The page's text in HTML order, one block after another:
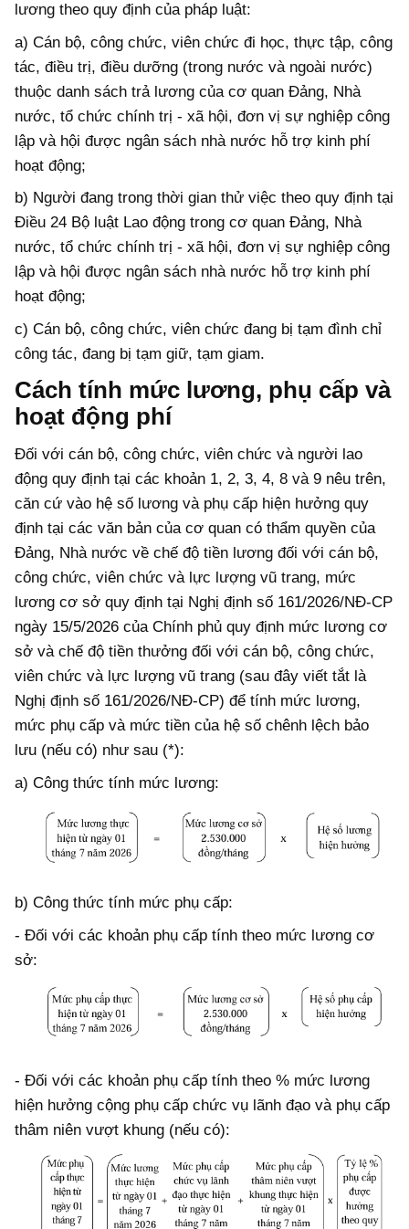
lương theo quy định của pháp luật:
a) Cán bộ, công chức, viên chức đi học, thực tập, công
tác, điều trị, điều dưỡng (trong nước và ngoài nước)
thuộc danh sách trả lương của cơ quan Đảng, Nhà
nước, tổ chức chính trị - xã hội, đơn vị sự nghiệp công
lập và hội được ngân sách nhà nước hỗ trợ kinh phí
hoạt động;
b) Người đang trong thời gian thử việc theo quy định tại
Điều 24 Bộ luật Lao động trong cơ quan Đảng, Nhà
nước, tổ chức chính trị - xã hội, đơn vị sự nghiệp công
lập và hội được ngân sách nhà nước hỗ trợ kinh phí
hoạt động;
c) Cán bộ, công chức, viên chức đang bị tạm đình chỉ
công tác, đang bị tạm giữ, tạm giam.
Cách tính mức lương, phụ cấp và
hoạt động phí
Đối với cán bộ, công chức, viên chức và người lao
động quy định tại các khoản 1, 2, 3, 4, 8 và 9 nêu trên,
căn cứ vào hệ số lương và phụ cấp hiện hưởng quy
định tại các văn bản của cơ quan có thẩm quyền của
Đảng, Nhà nước về chế độ tiền lương đối với cán bộ,
công chức, viên chức và lực lượng vũ trang, mức
lương cơ sở quy định tại Nghị định số 161/2026/NĐ-CP
ngày 15/5/2026 của Chính phủ quy định mức lương cơ
sở và chế độ tiền thưởng đối với cán bộ, công chức,
viên chức và lực lượng vũ trang (sau đây viết tắt là
Nghị định số 161/2026/NĐ-CP) để tính mức lương,
mức phụ cấp và mức tiền của hệ số chênh lệch bảo
lưu (nếu có) như sau (*):
a) Công thức tính mức lương:
b) Công thức tính mức phụ cấp:
- Đối với các khoản phụ cấp tính theo mức lương cơ
sở:
- Đối với các khoản phụ cấp tính theo % mức lương
hiện hưởng cộng phụ cấp chức vụ lãnh đạo và phụ cấp
thâm niên vượt khung (nếu có):